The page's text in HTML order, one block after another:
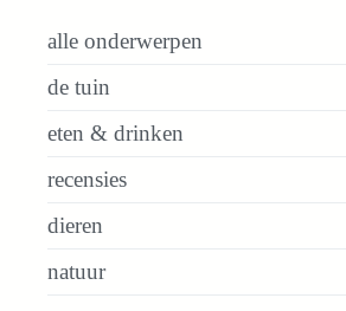
alle onderwerpen
de tuin
eten & drinken
recensies
dieren
natuur